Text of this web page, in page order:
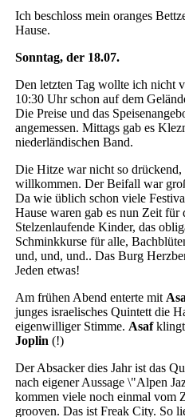
Ich beschloss mein oranges
Hause.
Sonntag, der 18.07.
Den letzten Tag wollte ich nicht
10:30 Uhr schon auf dem
Die Preise und das
angemessen. Mittags gab es
niederländischen Band.
Die Hitze war nicht so drückend,
willkommen. Der Beifall war
Da wie üblich schon viele
Hause waren gab es nun Zeit für
Stelzenlaufende Kinder, das
Schminkkurse für alle,
und, und, und.. Das Burg
Jeden etwas!
Am frühen Abend enterte mit
junges israelisches Quintett die
eigenwilliger Stimme. Asafklingt
Joplin (!)
Der Absacker dies Jahr ist das
nach eigener Aussage \"Alpen
kommen viele noch einmal vom
grooven. Das ist Freak City. So